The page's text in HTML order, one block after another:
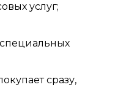
услуг;
сразу,